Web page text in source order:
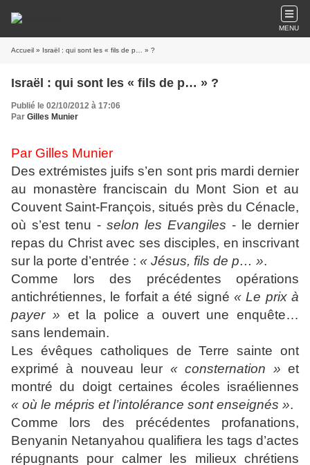
MENU
Accueil » Israël : qui sont les « fils de p… » ?
Israël : qui sont les « fils de p… » ?
Publié le 02/10/2012 à 17:06
Par Gilles Munier
Par Gilles Munier
Des extrémistes juifs s’en sont pris mardi dernier
au monastère franciscain du Mont Sion et au
Couvent Saint-François, situés près du Cénacle,
où s’est tenu - selon les Evangiles - le dernier
repas du Christ avec ses disciples, en inscrivant
sur la porte d’entrée : « Jésus, fils de p… ».
Comme lors des précédentes opérations
antichrétiennes, le forfait a été signé « Le prix à
payer » et la police a ouvert une enquête…
sans lendemain.
Les évêques catholiques de Terre sainte ont
exprimé à nouveau leur « consternation » et
montré du doigt certaines écoles israéliennes
« où le mépris et l’intolérance sont enseignés ».
Comme lors des précédentes profanations,
Benyanin Netanyahou qualifiera les tags d’actes
répugnants pour calmer les milieux chrétiens